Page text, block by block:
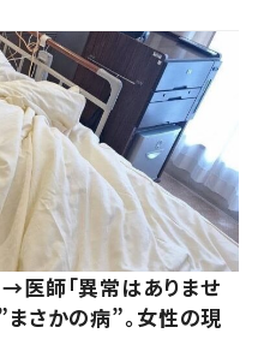
医師「異常はありませ
さかの病”。女性の現